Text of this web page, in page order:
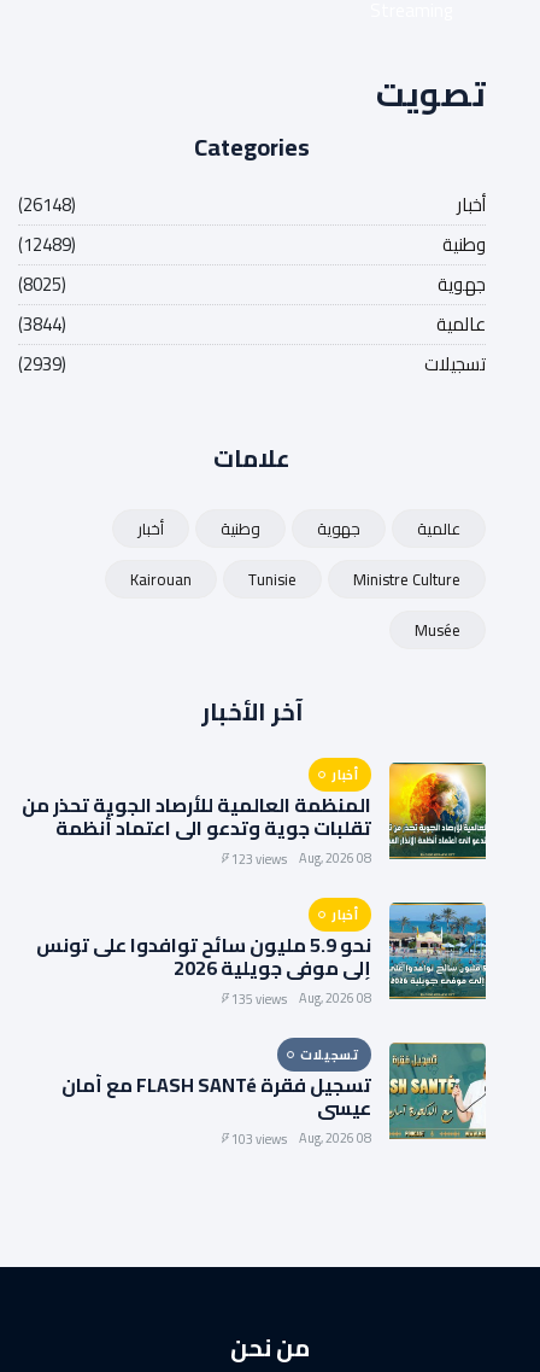
تصويت
Categories
أخبار
(26148)
وطنية
(12489)
جهوية
(8025)
عالمية
(3844)
تسجيلات
(2939)
علامات
عالمية جهوية وطنية
أخبار
Ministre Culture
Tunisie
Kairouan
Musée
آخر الأخبار
أخبار
المنظمة العالمية للأرصاد الجوية تحذر من
تقلبات جوية وتدعو الى اعتماد أنظمة
الإنذار المبكر
08 Aug, 2026
123 views
أخبار
نحو 5.9 مليون سائح توافدوا على تونس
إلى موفى جويلية 2026
08 Aug, 2026
135 views
تسجيلات
تسجيل فقرة FLASH SANTé مع أمان
عيسى
08 Aug, 2026
103 views
من نحن